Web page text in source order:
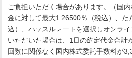
ご負担いただく場合があります。（国
金に対して最大1.26500％（税込）、た
込）、ハッスルレートを選択しオンライ
いただいた場合は、1日の約定代金合計
回数に関係なく国内株式委託手数料が